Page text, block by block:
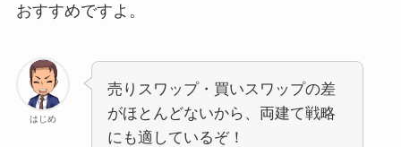
おすすめですよ。
はじめ
売りスワップ・買いスワップの差
がほとんどないから、両建て戦略
にも適しているぞ！